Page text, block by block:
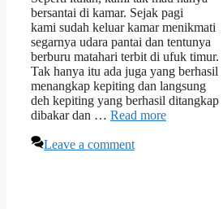
bersantai di kamar. Sejak pagi
kami sudah keluar kamar menikmati
segarnya udara pantai dan tentunya
berburu matahari terbit di ufuk timur.
Tak hanya itu ada juga yang berhasil
menangkap kepiting dan langsung
deh kepiting yang berhasil ditangkap
dibakar dan … Read more
Leave a comment